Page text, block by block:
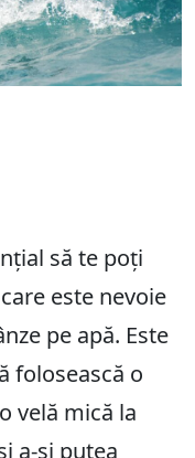
să te poți
este nevoie
pe apă. Este
folosească o
velă mică la
a-și putea